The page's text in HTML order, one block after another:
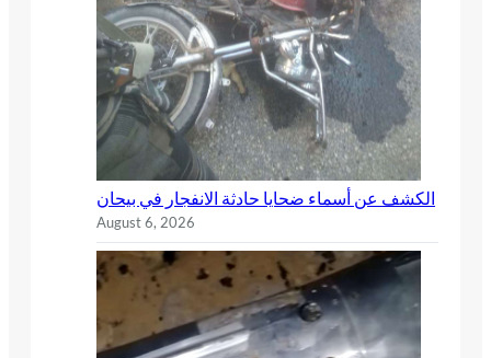
الكشف عن أسماء ضحايا حادثة الانفجار في بيحان
August 6, 2026